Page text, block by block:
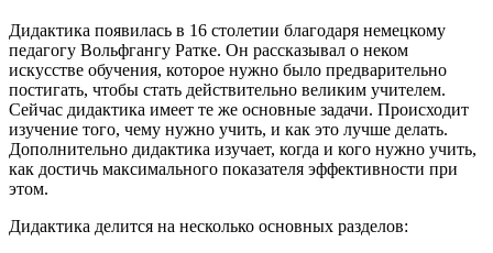
Дидактика появилась в 16 столетии благодаря немецкому
педагогу Вольфгангу Ратке. Он рассказывал о неком
искусстве обучения, которое нужно было предварительно
постигать, чтобы стать действительно великим учителем.
Сейчас дидактика имеет те же основные задачи. Происходит
изучение того, чему нужно учить, и как это лучше делать.
Дополнительно дидактика изучает, когда и кого нужно учить,
как достичь максимального показателя эффективности при
этом.
Дидактика делится на несколько основных разделов: